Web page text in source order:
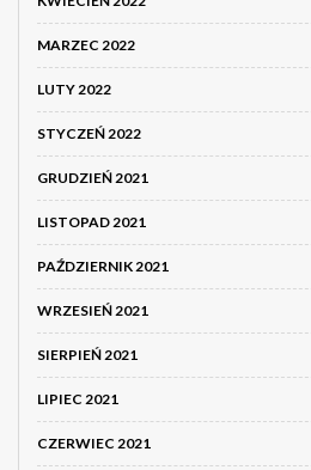
MARZEC 2022
LUTY 2022
STYCZEŃ 2022
GRUDZIEŃ 2021
LISTOPAD 2021
PAŹDZIERNIK 2021
WRZESIEŃ 2021
SIERPIEŃ 2021
LIPIEC 2021
CZERWIEC 2021